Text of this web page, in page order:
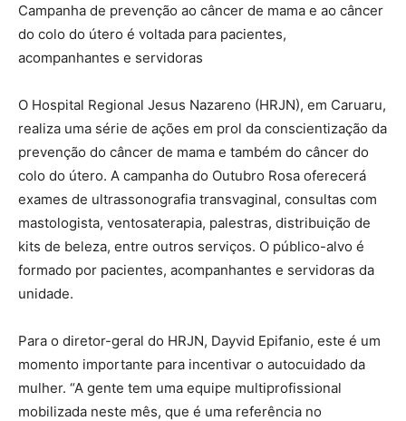
Campanha de prevenção ao câncer de mama e ao câncer
do colo do útero é voltada para pacientes,
acompanhantes e servidoras
O Hospital Regional Jesus Nazareno (HRJN), em Caruaru,
realiza uma série de ações em prol da conscientização da
prevenção do câncer de mama e também do câncer do
colo do útero. A campanha do Outubro Rosa oferecerá
exames de ultrassonografia transvaginal, consultas com
mastologista, ventosaterapia, palestras, distribuição de
kits de beleza, entre outros serviços. O público-alvo é
formado por pacientes, acompanhantes e servidoras da
unidade.
Para o diretor-geral do HRJN, Dayvid Epifanio, este é um
momento importante para incentivar o autocuidado da
mulher. “A gente tem uma equipe multiprofissional
mobilizada neste mês, que é uma referência no